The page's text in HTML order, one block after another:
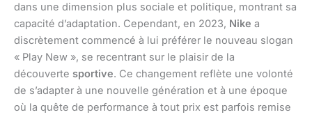
dans une dimension plus sociale et politique, montrant sa
capacité d’adaptation. Cependant, en 2023, Nike a
discrètement commencé à lui préférer le nouveau slogan
« Play New », se recentrant sur le plaisir de la
découverte sportive. Ce changement reflète une volonté
de s’adapter à une nouvelle génération et à une époque
où la quête de performance à tout prix est parfois remise